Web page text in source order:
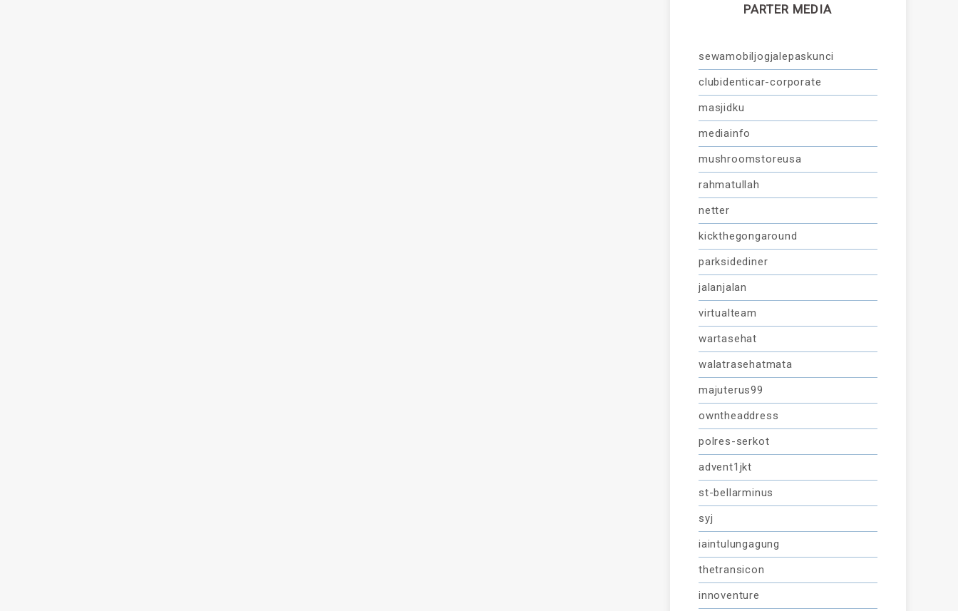
PARTER MEDIA
sewamobiljogjalepaskunci
clubidenticar-corporate
masjidku
mediainfo
mushroomstoreusa
rahmatullah
netter
kickthegongaround
parksidediner
jalanjalan
virtualteam
wartasehat
walatrasehatmata
majuterus99
owntheaddress
polres-serkot
advent1jkt
st-bellarminus
syj
iaintulungagung
thetransicon
innoventure